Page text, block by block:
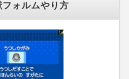
ォルムやり方